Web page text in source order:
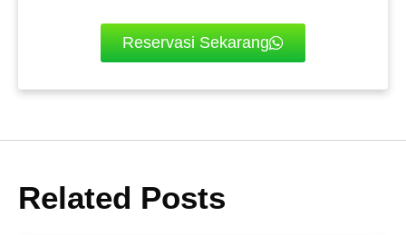
Reservasi Sekarang
Related Posts